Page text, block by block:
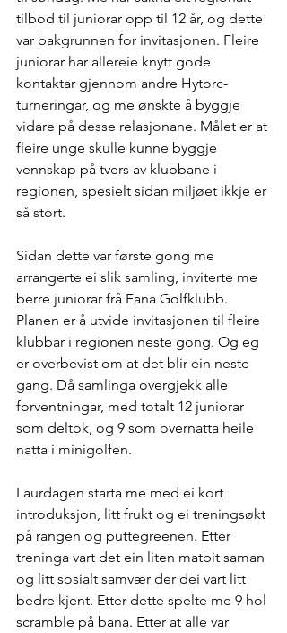
tilbod til juniorar opp til 12 år, og dette
var bakgrunnen for invitasjonen. Fleire
juniorar har allereie knytt gode
kontaktar gjennom andre Hytorc-
turneringar, og me ønskte å byggje
vidare på desse relasjonane. Målet er at
fleire unge skulle kunne byggje
vennskap på tvers av klubbane i
regionen, spesielt sidan miljøet ikkje er
så stort.
Sidan dette var første gong me
arrangerte ei slik samling, inviterte me
berre juniorar frå Fana Golfklubb.
Planen er å utvide invitasjonen til fleire
klubbar i regionen neste gong. Og eg
er overbevist om at det blir ein neste
gang. Då samlinga overgjekk alle
forventningar, med totalt 12 juniorar
som deltok, og 9 som overnatta heile
natta i minigolfen.
Laurdagen starta me med ei kort
introduksjon, litt frukt og ei treningsøkt
på rangen og puttegreenen. Etter
treninga vart det ein liten matbit saman
og litt sosialt samvær der dei vart litt
bedre kjent. Etter dette spelte me 9 hol
scramble på bana. Etter at alle var